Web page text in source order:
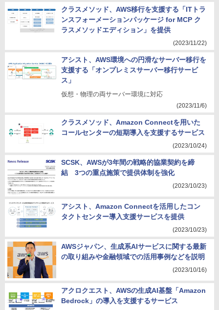
クラスメソッド、AWS移行を支援する「ITトラ
ンスフォーメーションパッケージ for MCP ク
ラスメソッドエディション」を提供
(2023/11/22)
アシスト、AWS環境への円滑なサーバー移行を
支援する「オンプレミスサーバー移行サービ
ス」
仮想・物理の両サーバー環境に対応
(2023/11/6)
クラスメソッド、Amazon Connectを用いた
コールセンターの短期導入を支援するサービス
(2023/10/24)
SCSK、AWSが3年間の戦略的協業契約を締
結 3つの重点施策で提供体制を強化
(2023/10/23)
アシスト、Amazon Connectを活用したコン
タクトセンター導入支援サービスを提供
(2023/10/23)
AWSジャパン、生成系AIサービスに関する最新
の取り組みや金融領域での活用事例などを説明
(2023/10/16)
アクロクエスト、AWSの生成AI基盤「Amazon
Bedrock」の導入を支援するサービス